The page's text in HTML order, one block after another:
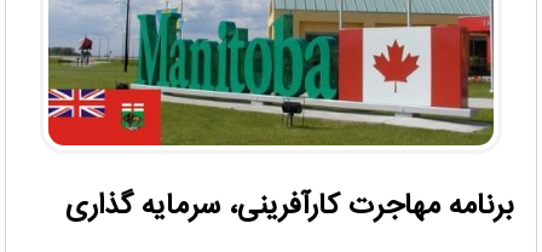
برنامه مهاجرت کارآفرینی، سرمایه گذاری